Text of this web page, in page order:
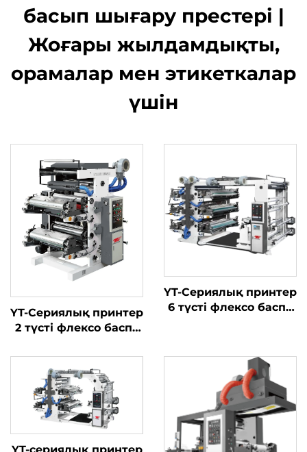
басып шығару престері |
Жоғары жылдамдықты,
орамалар мен этикеткалар
үшін
YT-Сериялық принтер
2 түсті флексо баспа
YT-Сериялық принтер
6 түсті флексо баспа